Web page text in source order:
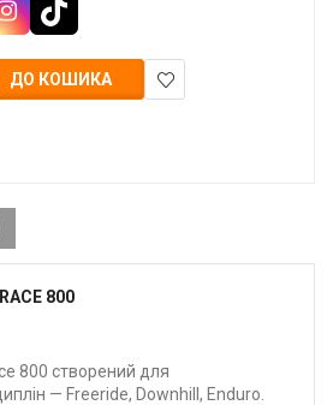
ДО КОШИКА
800
800 створений для
— Freeride, Downhill, Enduro.